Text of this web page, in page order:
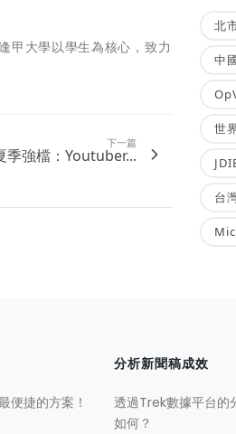
甲大學以學生為核心，致力
下一篇
季強檔：Youtuber...
北
中
世
台
便捷的方案！
分析新聞稿成效
透過Trek數據平台的
如何？